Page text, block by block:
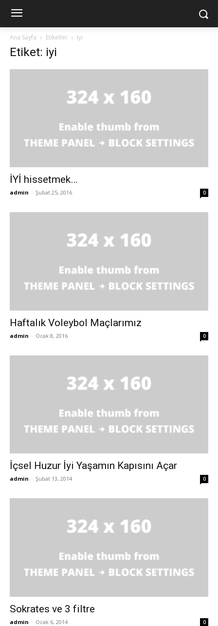
Ana Sayfa Etiketler Iyi
Etiket: iyi
İYİ hissetmek…
admin - Şubat 25, 2016 0
Haftalık Voleybol Maçlarımız
admin - Ocak 8, 2016 0
İçsel Huzur İyi Yaşamın Kapısını Açar
admin - Şubat 13, 2014 0
Sokrates ve 3 filtre
admin - Ocak 6, 2014 0